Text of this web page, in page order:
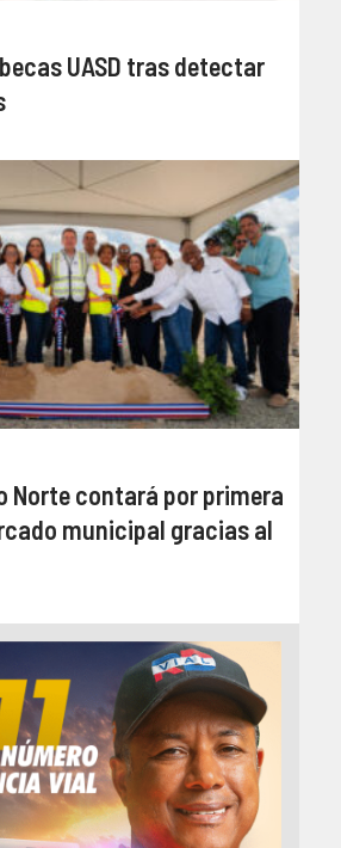
UASD tras detectar
Norte contará por primera
municipal gracias al